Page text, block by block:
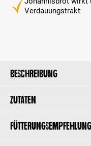
Verdauungstrakt
Beschreibung
Zutaten
Fütterungsempfehlung